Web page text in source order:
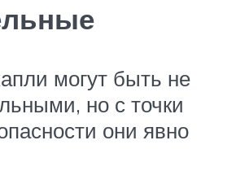
могут быть не
но с точки
они явно